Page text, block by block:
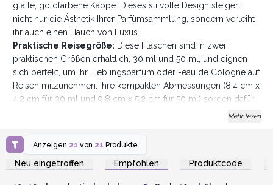
glatte, goldfarbene Kappe. Dieses stilvolle Design steigert
nicht nur die Ästhetik Ihrer Parfümsammlung, sondern verleiht
ihr auch einen Hauch von Luxus.
Praktische Reisegröße: Diese Flaschen sind in zwei
praktischen Größen erhältlich, 30 ml und 50 ml, und eignen
sich perfekt, um Ihr Lieblingsparfüm oder -eau de Cologne auf
Reisen mitzunehmen. Ihre kompakten Abmessungen (8,4 cm x
4,2 cm für 30 ml und 9,8 cm x 5,2 cm für 50 ml) sorgen dafür,
dass sie problemlos in Ihre Handtasche oder Ihr Gepäck
macht.
Hochwertiges Material
gefertigten Flaschen sind robust und langlebig. Das
Mehr lesen
Anzeigen 21 von 21 Produkte
Neu eingetroffen Empfohlen Produktcode
Anmelden oder
Registrieren für
Großhandelspreise
Registrieren für
Großhandelspreise